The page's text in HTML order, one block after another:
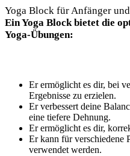
Yoga Block für Anfänger
Ein Yoga Block bietet⁣ die
Yoga-Übungen:
Er ermöglicht es dir, bei
Ergebnisse ‍zu erzielen.
Er ‍verbessert deine
eine ⁣tiefere Dehnung.
Er ermöglicht es dir,
Er kann für verschiedene
verwendet werden.